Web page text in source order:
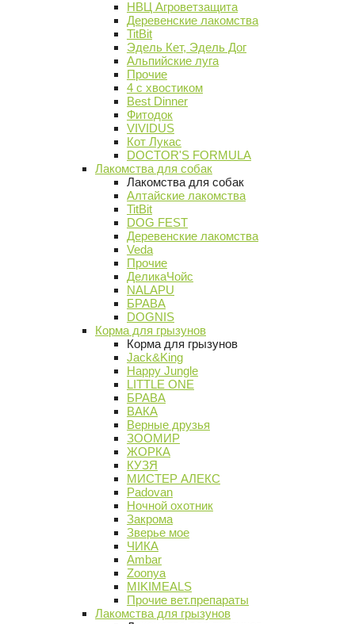
НВЦ Агроветзащита
Деревенские лакомства
TitBit
Эдель Кет, Эдель Дог
Альпийские луга
Прочие
4 с хвостиком
Best Dinner
Фитодок
VIVIDUS
Кот Лукас
DOCTOR'S FORMULA
Лакомства для собак
Лакомства для собак
Алтайские лакомства
TitBit
DOG FEST
Деревенские лакомства
Veda
Прочие
ДеликаЧойс
NALAPU
БРАВА
DOGNIS
Корма для грызунов
Корма для грызунов
Jack&King
Happy Jungle
LITTLE ONE
БРАВА
ВАКА
Верные друзья
ЗООМИР
ЖОРКА
КУЗЯ
МИСТЕР АЛЕКС
Padovan
Ночной охотник
Закрома
Зверье мое
ЧИКА
Ambar
Zoonya
MIKIMEALS
Прочие вет.препараты
Лакомства для грызунов